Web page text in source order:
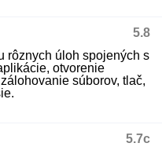
5.8
rôznych úloh spojených s
otvorenie
súborov, tlač,
5.7c